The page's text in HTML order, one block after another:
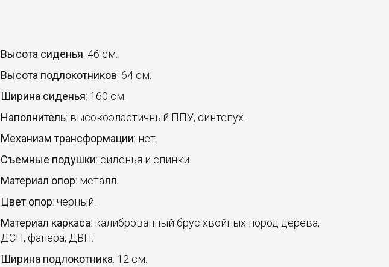
Высота сиденья: 46 см.
Высота подлокотников: 64 см.
Ширина сиденья: 160 см.
Наполнитель: высокоэластичный ППУ, синтепух.
Механизм трансформации: нет.
Съемные подушки: сиденья и спинки.
Материал опор: металл.
Цвет опор: черный.
Материал каркаса: калиброванный брус хвойных пород дерева,
ДСП, фанера, ДВП.
Ширина подлокотника: 12 см.